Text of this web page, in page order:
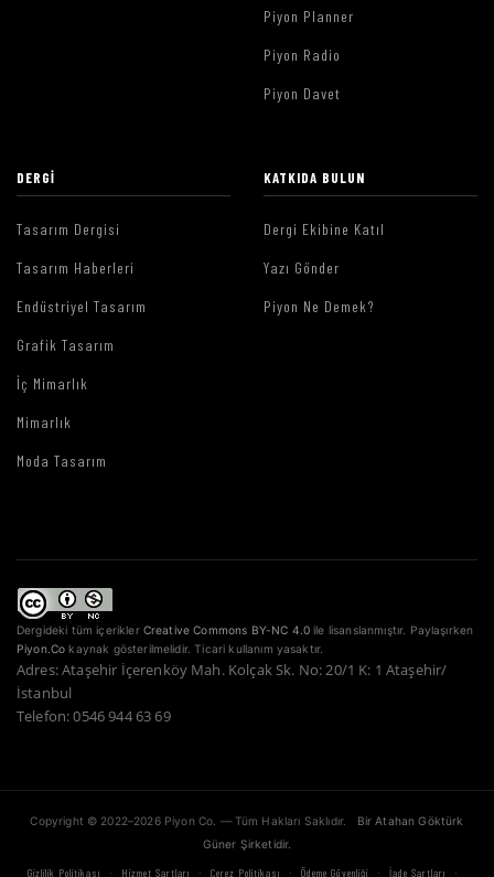
Piyon Planner
Piyon Radio
Piyon Davet
DERGI
Tasarım Dergisi
Tasarım Haberleri
Endüstriyel Tasarım
Grafik Tasarım
İç Mimarlık
Mimarlık
Moda Tasarım
KATKIDA BULUN
Dergi Ekibine Katıl
Yazı Gönder
Piyon Ne Demek?
Dergideki tüm içerikler Creative Commons BY-NC 4.0 ile lisanslanmıştır. Paylaşırken
Piyon.Co kaynak gösterilmelidir. Ticari kullanım yasaktır.
Adres: Ataşehir İçerenköy Mah. Kolçak Sk. No: 20/1 K: 1 Ataşehir/
İstanbul
Telefon: 0546 944 63 69
Copyright © 2022–2026 Piyon Co. — Tüm Hakları Saklıdır.
Bir Atahan Göktürk
Güner Şirketidir.
Gizlilik Politikası · Hizmet Şartları · Çerez Politikası · Ödeme Güvenliği · İade Şartları ·